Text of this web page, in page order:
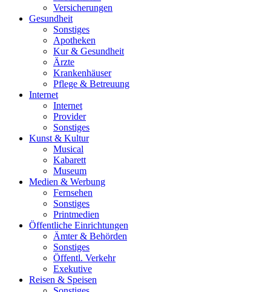
Versicherungen
Gesundheit
Sonstiges
Apotheken
Kur & Gesundheit
Ärzte
Krankenhäuser
Pflege & Betreuung
Internet
Internet
Provider
Sonstiges
Kunst & Kultur
Musical
Kabarett
Museum
Medien & Werbung
Fernsehen
Sonstiges
Printmedien
Öffentliche Einrichtungen
Ämter & Behörden
Sonstiges
Öffentl. Verkehr
Exekutive
Reisen & Speisen